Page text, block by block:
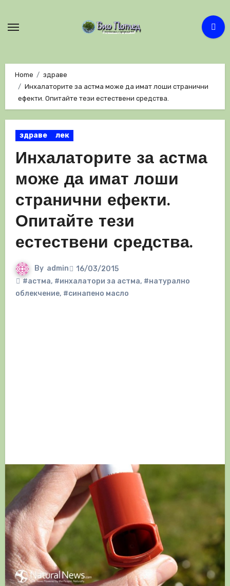
Home
здраве
Инхалаторите за астма може да имат лоши странични
ефекти. Опитайте тези естествени средства.
здраве лек
Инхалаторите за астма
може да имат лоши
странични ефекти.
Опитайте тези
естествени средства.
By admin
16/03/2015
#астма, #инхалатори за астма, #натурално
облекчение, #синапено масло